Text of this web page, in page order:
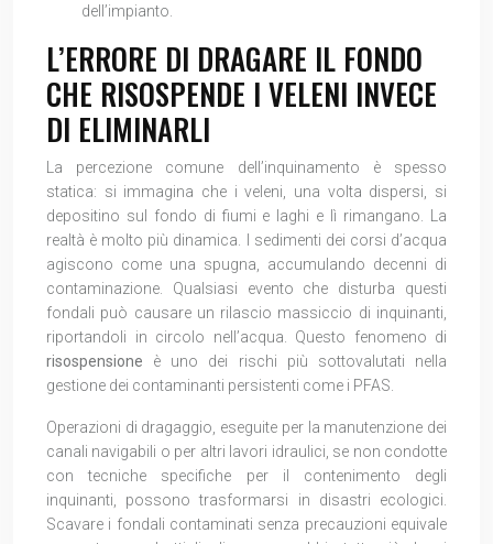
dell’impianto.
L’ERRORE DI DRAGARE IL FONDO
CHE RISOSPENDE I VELENI INVECE
DI ELIMINARLI
La percezione comune dell’inquinamento è spesso
statica: si immagina che i veleni, una volta dispersi, si
depositino sul fondo di fiumi e laghi e lì rimangano. La
realtà è molto più dinamica. I sedimenti dei corsi d’acqua
agiscono come una spugna, accumulando decenni di
contaminazione. Qualsiasi evento che disturba questi
fondali può causare un rilascio massiccio di inquinanti,
riportandoli in circolo nell’acqua. Questo fenomeno di
risospensione è uno dei rischi più sottovalutati nella
gestione dei contaminanti persistenti come i PFAS.
Operazioni di dragaggio, eseguite per la manutenzione dei
canali navigabili o per altri lavori idraulici, se non condotte
con tecniche specifiche per il contenimento degli
inquinanti, possono trasformarsi in disastri ecologici.
Scavare i fondali contaminati senza precauzioni equivale